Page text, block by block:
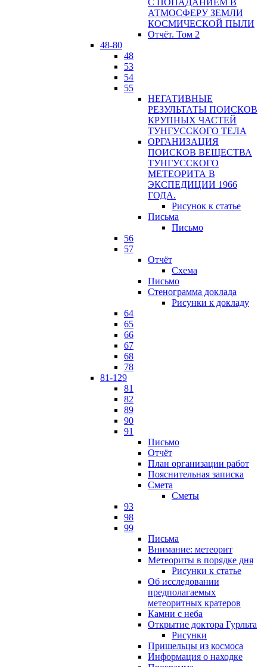
С ПОПАДАНИЕМ В
АТМОСФЕРУ ЗЕМЛИ
КОСМИЧЕСКОЙ ПЫЛИ
Отчёт. Том 2
48-80
48
53
54
55
НЕГАТИВНЫЕ
РЕЗУЛЬТАТЫ ПОИСКОВ
КРУПНЫХ ЧАСТЕЙ
ТУНГУССКОГО ТЕЛА
ОРГАНИЗАЦИЯ
ПОИСКОВ ВЕЩЕСТВА
ТУНГУССКОГО
МЕТЕОРИТА В
ЭКСПЕДИЦИИ 1966
ГОДА.
Рисунок к статье
Письма
Письмо
56
57
Отчёт
Схема
Письмо
Стенограмма доклада
Рисунки к докладу
64
65
66
67
68
78
81-129
81
82
89
90
91
Письмо
Отчёт
План организации работ
Пояснительная записка
Смета
Сметы
93
98
99
Письма
Внимание: метеорит
Метеориты в порядке дня
Рисунки к статье
Об исследовании
предполагаемых
метеоритных кратеров
Камни с неба
Открытие доктора Гурльта
Рисунки
Пришельцы из космоса
Информация о находке